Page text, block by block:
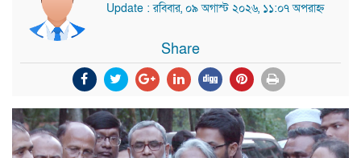
Update : রবিবার, ০৯ অগাস্ট ২০২৬, ১১:০৭ অপরাহ্ন
Share